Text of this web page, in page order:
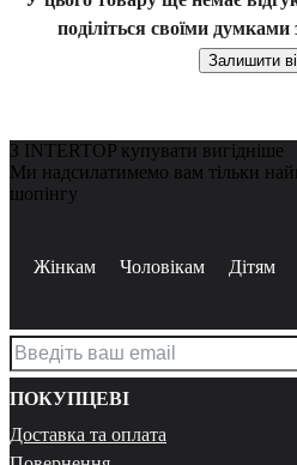
поділіться своїми
Залишити
З INTERTOP купувати вигідніше
Ми надсилатимемо вам тільки
шопінгу
Жінкам Чоловікам Дітям
ПОКУПЦЕВІ
Доставка та оплата